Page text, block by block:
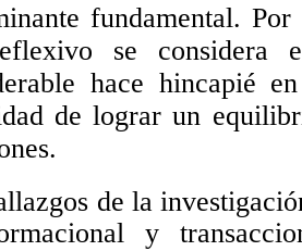
fundamental.
se considera
hace hincapié
de lograr un
de la
y